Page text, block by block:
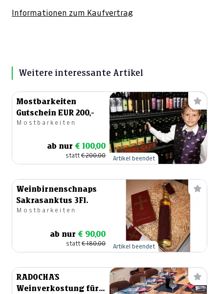
Informationen zum Kaufvertrag
Weitere interessante Artikel
Mostbarkeiten
Gutschein EUR 200,-
Mostbarkeiten
ab nur € 100,00
statt€ 200,00 Artikel beendet
Weinbirnenschnaps
Sakrasanktus 3Fl.
Mostbarkeiten
ab nur € 90,00
statt€ 180,00 Artikel beendet
RADOCHA`S
Weinverkostung für 5